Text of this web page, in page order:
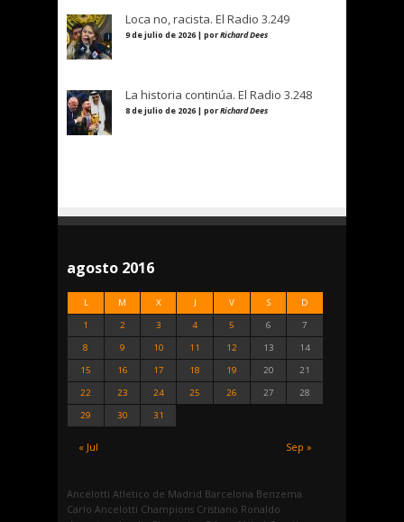
Loca no, racista. El Radio 3.249
9 de julio de 2026 | porRichard Dees
La historia continúa. El Radio 3.248
8 de julio de 2026 | porRichard Dees
agosto 2016
L M X J V S D
« Jul Sep »
1 2 3 4 5 6
7
8
9 10 11 12 13
14
15
16 17 18 19 20
21
22
23 24 25 26 27
28
29
30 31
Ancelotti Atletico de Madrid Barcelona Benzema
Carlo Ancelotti Champions Cristiano Ronaldo